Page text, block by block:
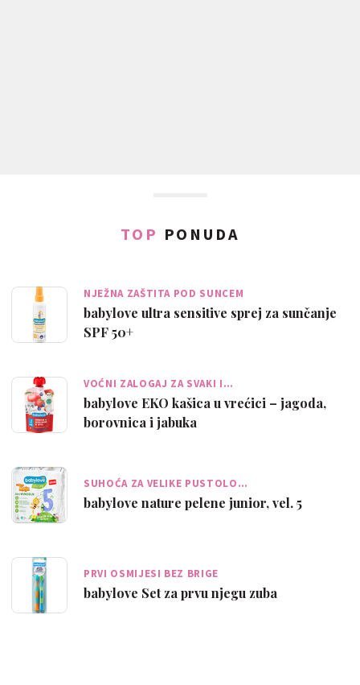
TOP PONUDA
NJEŽNA ZAŠTITA POD SUNCEM
babylove ultra sensitive sprej za sunčanje
SPF 50+
VOĆNI ZALOGAJ ZA SVAKI I…
babylove EKO kašica u vrećici – jagoda,
borovnica i jabuka
SUHOĆA ZA VELIKE PUSTOLO…
babylove nature pelene junior, vel. 5
PRVI OSMIJESI BEZ BRIGE
babylove Set za prvu njegu zuba